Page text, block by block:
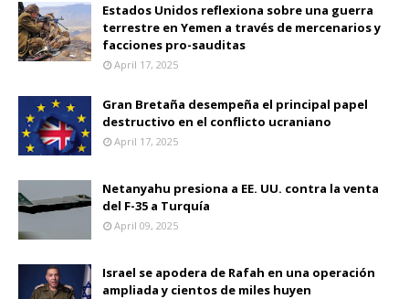
Estados Unidos reflexiona sobre una guerra
terrestre en Yemen a través de mercenarios y
facciones pro-sauditas
April 17, 2025
Gran Bretaña desempeña el principal papel
destructivo en el conflicto ucraniano
April 17, 2025
Netanyahu presiona a EE. UU. contra la venta
del F-35 a Turquía
April 09, 2025
Israel se apodera de Rafah en una operación
ampliada y cientos de miles huyen